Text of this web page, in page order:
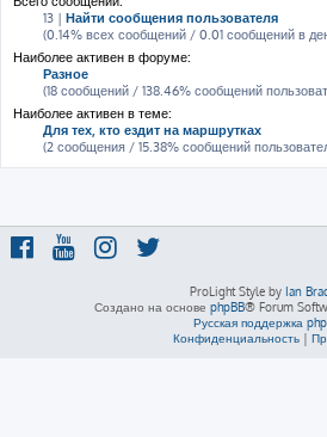
13 | Найти сообщения пользователя
(0.14% всех сообщений / 0.01 сообщений в
Наиболее активен в форуме:
Разное
(18 сообщений / 138.46% сообщений
Наиболее активен в теме:
Для тех, кто ездит на маршрутках
(2 сообщения / 15.38% сообщений
ProLight Style by Ian
Создано на основе phpBB® Forum
Русская поддержка
Конфиденциальность |